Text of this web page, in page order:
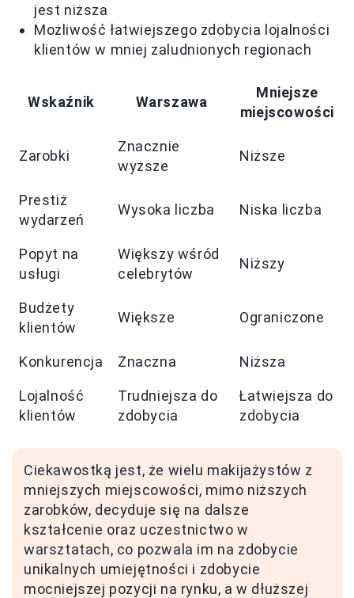
jest niższa
Możliwość łatwiejszego zdobycia lojalności
klientów w mniej zaludnionych regionach
Wskaźnik Warszawa
Mniejsze
miejscowości
Zarobki
Znacznie
wyższe
Niższe
Prestiż
wydarzeń
Wysoka liczba Niska liczba
Popyt na
usługi
Większy wśród
celebrytów
Niższy
Budżety
klientów
Większe Ograniczone
Konkurencja Znaczna Niższa
Lojalność
klientów
Trudniejsza do
zdobycia
Łatwiejsza do
zdobycia
Ciekawostką jest, że wielu makijażystów z
mniejszych miejscowości, mimo niższych
zarobków, decyduje się na dalsze
kształcenie oraz uczestnictwo w
warsztatach, co pozwala im na zdobycie
unikalnych umiejętności i zdobycie
mocniejszej pozycji na rynku, a w dłuższej